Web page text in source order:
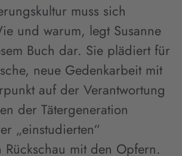
muss sich
und warum, legt Susanne
Buch dar. Sie plädiert für
neue Gedenkarbeit mit
auf der Verantwortung
der Tätergeneration
„einstudierten“
Rückschau mit den Opfern.